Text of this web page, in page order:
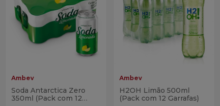
Ambev
Soda Antarctica Zero
350ml (Pack com 12
Ambev
H2OH Limão 500ml
(Pack com 12 Garrafas)